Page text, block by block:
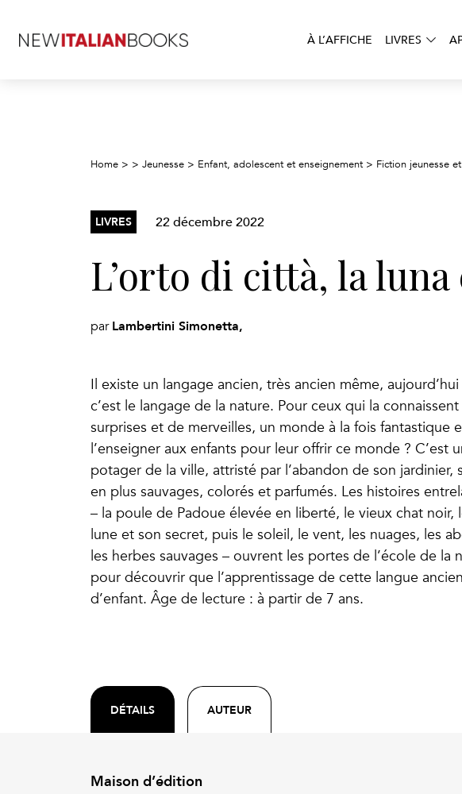
À L’AFFICHE LIVRES
Home > > Jeunesse > Enfant, adolescent et enseignement > Fiction jeunesse
LIVRES 22 décembre 2022
L’orto di città, la
par Lambertini Simonetta,
Il existe un langage ancien, très ancien même,
c’est le langage de la nature. Pour ceux qui la
surprises et de merveilles, un monde à la fois fantastique
l’enseigner aux enfants pour leur offrir ce monde ?
potager de la ville, attristé par l’abandon de son jardinier,
en plus sauvages, colorés et parfumés. Les histoires
– la poule de Padoue élevée en liberté, le vieux chat noir,
lune et son secret, puis le soleil, le vent, les nuages, les
les herbes sauvages – ouvrent les portes de l’école de la
pour découvrir que l’apprentissage de cette langue
d’enfant. Âge de lecture : à partir de 7 ans.
DÉTAILS AUTEUR
Maison d’édition